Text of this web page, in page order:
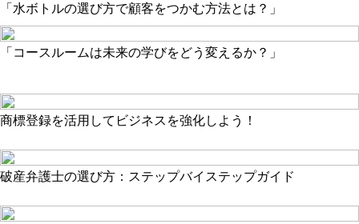
「水ボトルの選び方で顧客をつかむ方法とは？」
「コースルームは未来の学びをどう変えるか？」
商標登録を活用してビジネスを強化しよう！
破産弁護士の選び方：ステップバイステップガイド